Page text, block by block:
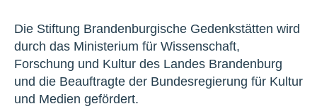
Die Stiftung Brandenburgische Gedenkstätten wird
durch das Ministerium für Wissenschaft,
Forschung und Kultur des Landes Brandenburg
und die Beauftragte der Bundesregierung für Kultur
und Medien gefördert.